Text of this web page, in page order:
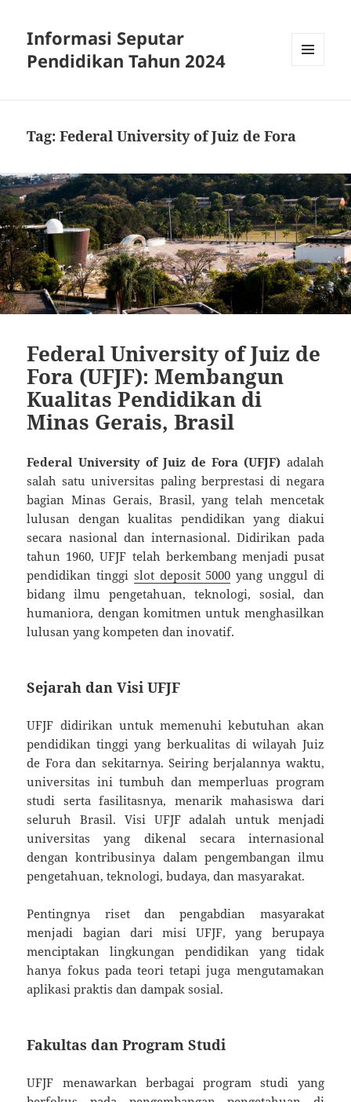
Informasi Seputar
Pendidikan Tahun 2024
Tag:Federal University of Juiz de Fora
Federal University of Juiz de
Fora (UFJF): Membangun
Kualitas Pendidikan di
Minas Gerais, Brasil
Federal University of Juiz de Fora (UFJF) adalah
salah satu universitas paling berprestasi di negara
bagian Minas Gerais, Brasil, yang telah mencetak
lulusan dengan kualitas pendidikan yang diakui
secara nasional dan internasional. Didirikan pada
tahun 1960, UFJF telah berkembang menjadi pusat
pendidikan tinggi slot deposit 5000 yang unggul di
bidang ilmu pengetahuan, teknologi, sosial, dan
humaniora, dengan komitmen untuk menghasilkan
lulusan yang kompeten dan inovatif.
Sejarah dan Visi UFJF
UFJF didirikan untuk memenuhi kebutuhan akan
pendidikan tinggi yang berkualitas di wilayah Juiz
de Fora dan sekitarnya. Seiring berjalannya waktu,
universitas ini tumbuh dan memperluas program
studi serta fasilitasnya, menarik mahasiswa dari
seluruh Brasil. Visi UFJF adalah untuk menjadi
universitas yang dikenal secara internasional
dengan kontribusinya dalam pengembangan ilmu
pengetahuan, teknologi, budaya, dan masyarakat.
Pentingnya riset dan pengabdian masyarakat
menjadi bagian dari misi UFJF, yang berupaya
menciptakan lingkungan pendidikan yang tidak
hanya fokus pada teori tetapi juga mengutamakan
aplikasi praktis dan dampak sosial.
Fakultas dan Program Studi
UFJF menawarkan berbagai program studi yang